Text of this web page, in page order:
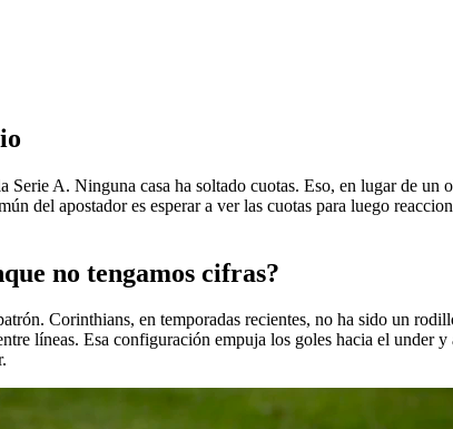
A. Ninguna casa ha soltado cuotas. Eso, en lugar de
del apostador es esperar a ver las cuotas para luego
no tengamos cifras?
Corinthians, en temporadas recientes, no ha sido un
líneas. Esa configuración empuja los goles hacia el under